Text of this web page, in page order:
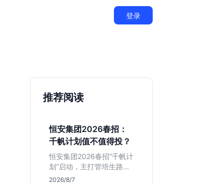
登录
推荐阅读
恒安集团2026春招：
千帆计划值不值得投？
恒安集团2026春招“千帆计
划”启动，主打管培生路
线。本文解析老牌快消巨
2026/8/7